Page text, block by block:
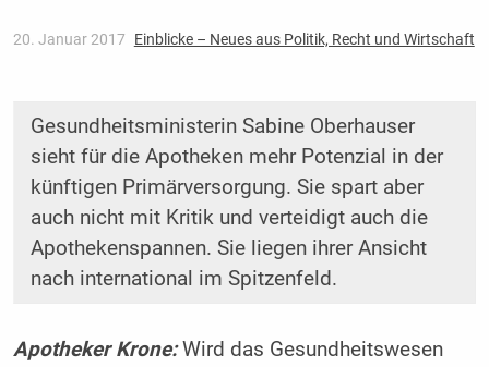
20. Januar 2017 Einblicke – Neues aus Politik, Recht und Wirtschaft
Gesundheitsministerin Sabine Oberhauser
sieht für die Apotheken mehr Potenzial in der
künftigen Primärversorgung. Sie spart aber
auch nicht mit Kritik und verteidigt auch die
Apothekenspannen. Sie liegen ihrer Ansicht
nach international im Spitzenfeld.
Apotheker Krone:Wird das Gesundheitswesen